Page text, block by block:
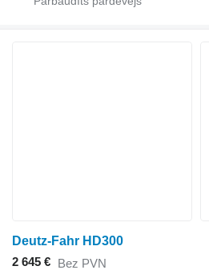
Deutz-Fahr HD300
2 645 € Bez PVN